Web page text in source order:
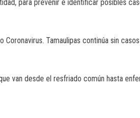
para prevenir e identificar posibles
Tamaulipas continúa sin
van desde el resfriado común hasta